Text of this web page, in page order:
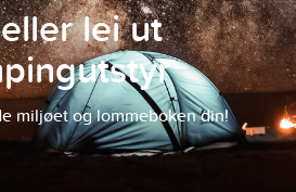
lei ut
miljøet og lommeboken din!